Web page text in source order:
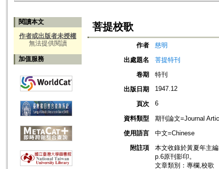
閱讀本文
作者或出版者未授權
無法提供閱讀
加值服務
菩提校歌
作者
慈明
出處題名
菩提特刊
卷期
特刊
出版日期
1947.12
頁次 6
資料類型
期刊論文=Journal
使用語言
中文=Chinese
附註項
本文收錄於黃夏年主
p.6原刊影印。
文章類別：專欄,校歌